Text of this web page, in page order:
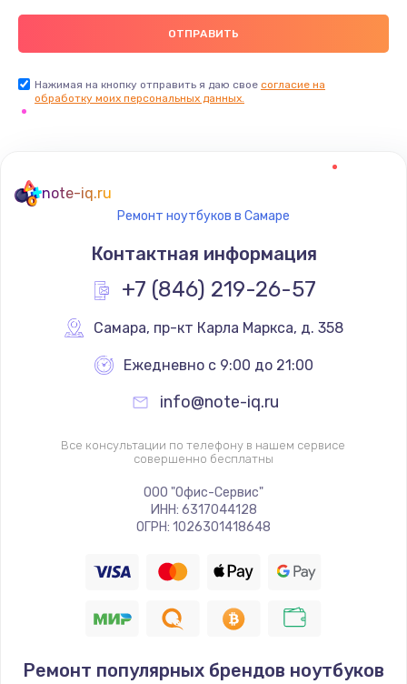
Нажимая на кнопку отправить я даю свое согласие на
обработку моих персональных данных.
note-iq.ru
Ремонт ноутбуков в Самаре
Контактная информация
+7 (846) 219-26-57
Самара, пр-кт Карла Маркса, д. 358
Ежедневно с 9:00 до 21:00
info@note-iq.ru
Все консультации по телефону в нашем сервисе
совершенно бесплатны
ООО "Офис-Сервис"
ИНН: 6317044128
ОГРН: 1026301418648
Ремонт популярных брендов ноутбуков